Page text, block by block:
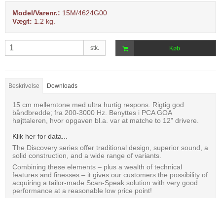
Model/Varenr.: 15M/4624G00
Vægt: 1.2 kg.
stk. Køb
Beskrivelse Downloads
15 cm mellemtone med ultra hurtig respons. Rigtig god
båndbredde; fra 200-3000 Hz. Benyttes i PCA GOA
højttaleren, hvor opgaven bl.a. var at matche to 12" drivere.
Klik her for data...
The Discovery series offer traditional design, superior sound, a
solid construction, and a wide range of variants.
Combining these elements – plus a wealth of technical
features and finesses – it gives our customers the possibility of
acquiring a tailor-made Scan-Speak solution with very good
performance at a reasonable low price point!